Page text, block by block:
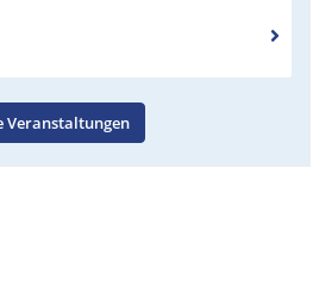
Veranstaltungen